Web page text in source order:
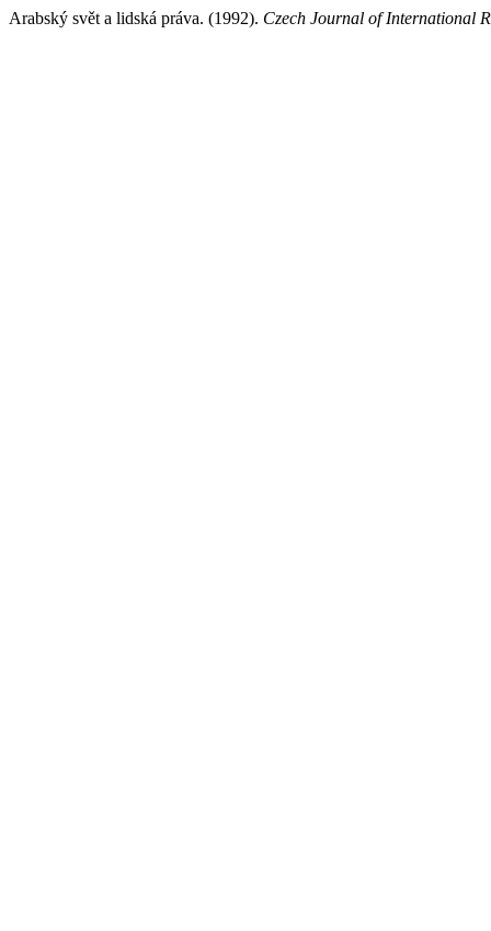
Arabský svět a lidská práva. (1992). Czech Journal of International